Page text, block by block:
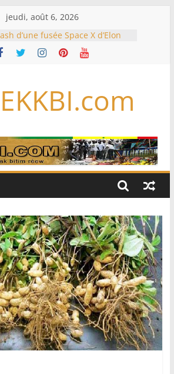
jeudi, août 6, 2026
d’une fusée Space X d’Elon
sur la Lune: entre pollution
et ouverture sur la
devrait assurer l’intérim des
en septembre
sur 10 déjà partis
Faut-il stocker l’eau?
le bilan des morts monte à
côté espagnol, 11 côté marocain